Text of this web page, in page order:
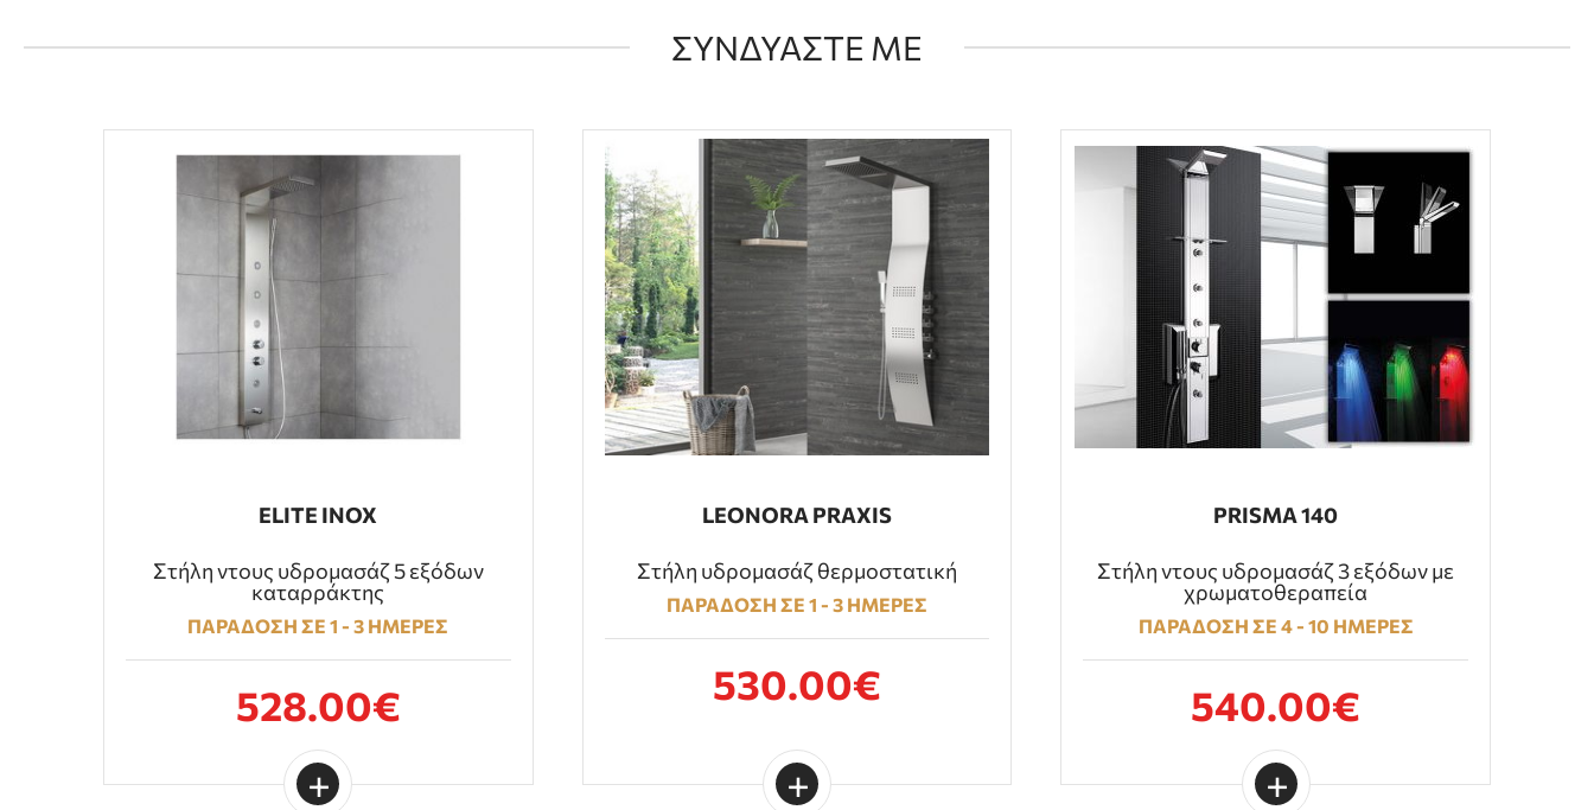
ΣΥΝΔΥΑΣΤΕ ΜΕ
ELITE INOX
Στήλη ντους υδρομασάζ 5 εξόδων
καταρράκτης
ΠΑΡΑΔΟΣΗ ΣΕ 1 - 3 ΗΜΕΡΕΣ
528.00€
LEONORA PRAXIS
Στήλη υδρομασάζ θερμοστατική
ΠΑΡΑΔΟΣΗ ΣΕ 1 - 3 ΗΜΕΡΕΣ
530.00€
PRISMA 140
Στήλη ντους υδρομασάζ 3 εξόδων με
χρωματοθεραπεία
ΠΑΡΑΔΟΣΗ ΣΕ 4 - 10 ΗΜΕΡΕΣ
540.00€